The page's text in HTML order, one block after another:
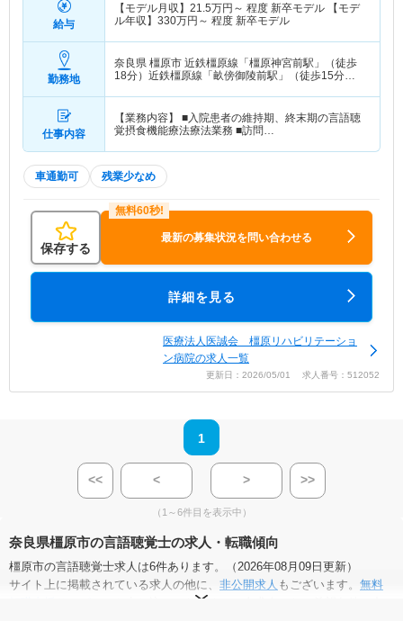
給与
【モデル月収】 21.5万円～ 程度 新卒モデル 【モデ
ル年収】 330万円～ 程度 新卒モデル
勤務地
奈良県 橿原市 近鉄橿原線「橿原神宮前駅」（徒歩
18分）近鉄橿原線「畝傍御陵前駅」（徒歩15分）
仕事内容
【業務内容】 ■入院患者の維持期、終末期の言語聴
覚摂食機能療法療法業務 ■訪問…
車通勤可 残業少なめ
保存する
最新の募集状況を問い合わせる
詳細を見る
医療法人医誠会 橿原リハビリテーショ
ン病院の求人一覧
更新日：2026/05/01 求人番号：512052
1
<< < > >>
（1～6件目を表示中）
奈良県橿原市の言語聴覚士の求人・転職傾向
橿原市の言語聴覚士求人は6件あります。（2026年08月09日更新）
サイト上に掲載されている求人の他に、 非公開求人 もございます。 無料
にお申し込みいただくと、全求人からご希望条件に合